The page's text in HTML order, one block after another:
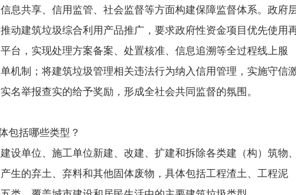
息共享、信用监管、社会监督等方面构建保障监督体系。政府
动建筑垃圾综合利用产品推广，要求政府性资金项目优先使用
台，实现处理方案备案、处置核准、信息追溯等全过程线上服
机制；将建筑垃圾管理相关违法行为纳入信用管理，实施守信
名举报查实的给予奖励，形成全社会共同监督的氛围。
包括哪些类型？
设单位、施工单位新建、改建、扩建和拆除各类建（构）筑物、
生的弃土、弃料和其他固体废物，具体包括工程渣土、工程泥